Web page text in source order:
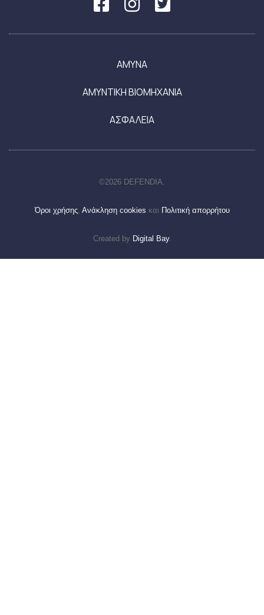
ΑΜΥΝΑ
ΑΜΥΝΤΙΚΗ ΒΙΟΜΗΧΑΝΙΑ
ΑΣΦΑΛΕΙΑ
©2026 DEFENDIA.
Όροι χρήσης, Ανάκληση cookies και Πολιτική απορρήτου
Created by Digital Bay.